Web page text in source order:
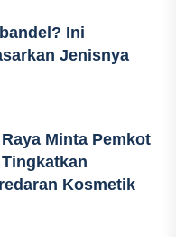
Ini
Jenisnya
Minta Pemkot
Kosmetik